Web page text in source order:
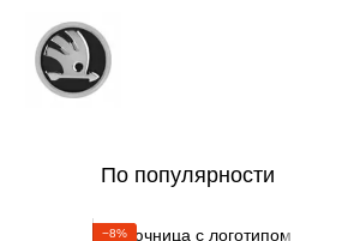
По популярности
−8%